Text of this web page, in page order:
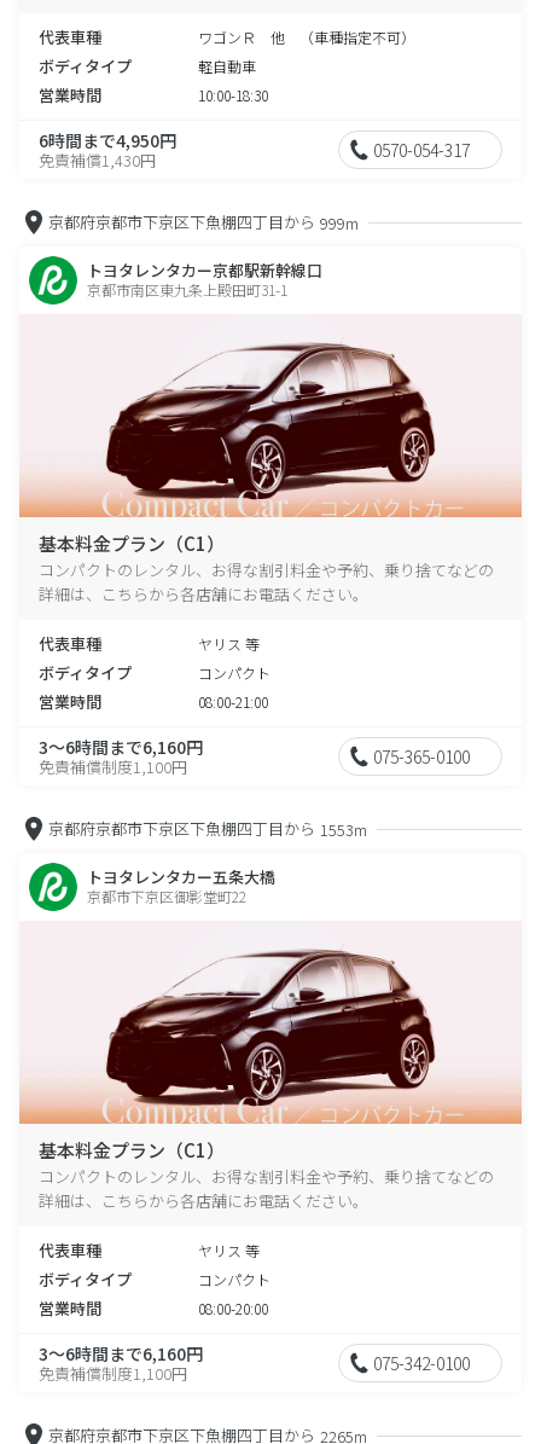
代表車種 ワゴンＲ 他 （車種指定不可）
ボディタイプ 軽自動車
営業時間 10:00-18:30
6時間まで4,950円
免責補償1,430円 0570-054-317
京都府京都市下京区下魚棚四丁目から 999m
トヨタレンタカー京都駅新幹線口
京都市南区東九条上殿田町31-1
基本料金プラン（C1）
コンパクトのレンタル、お得な割引料金や予約、乗り捨てなどの
詳細は、こちらから各店舗にお電話ください。
代表車種 ヤリス 等
ボディタイプ コンパクト
営業時間 08:00-21:00
3～6時間まで6,160円
免責補償制度1,100円 075-365-0100
京都府京都市下京区下魚棚四丁目から 1553m
トヨタレンタカー五条大橋
京都市下京区御影堂町22
基本料金プラン（C1）
コンパクトのレンタル、お得な割引料金や予約、乗り捨てなどの
詳細は、こちらから各店舗にお電話ください。
代表車種 ヤリス 等
ボディタイプ コンパクト
営業時間 08:00-20:00
3～6時間まで6,160円
免責補償制度1,100円 075-342-0100
京都府京都市下京区下魚棚四丁目から 2265m